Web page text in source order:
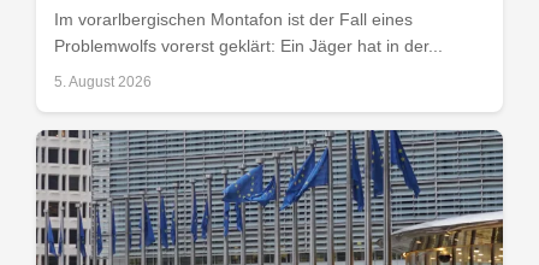
Im vorarlbergischen Montafon ist der Fall eines
Problemwolfs vorerst geklärt: Ein Jäger hat in der...
5. August 2026